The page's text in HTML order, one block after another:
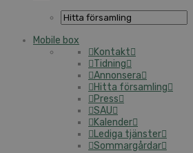
Mobile box
Kontakt
Tidning
Annonsera
Hitta församling
Press
SAU
Kalender
Lediga tjänster
Sommargårdar